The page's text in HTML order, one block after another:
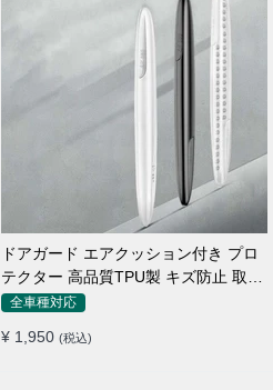
ドアガード エアクッション付き プロ
テクター 高品質TPU製 キズ防止 取り
付け簡単
全車種対応
¥ 1,950 (税込)